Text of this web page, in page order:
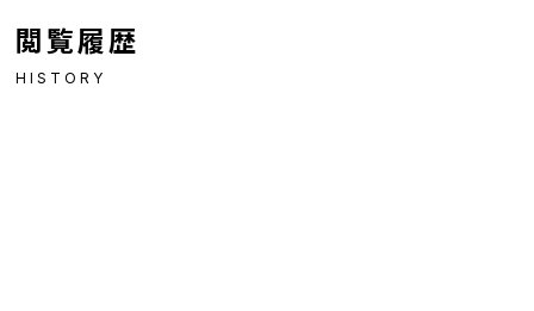
閲覧履歴
HISTORY